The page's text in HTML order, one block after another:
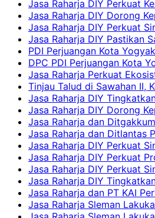
Jasa Raharja DIY Perkuat
Jasa Raharja DIY Dorong
Jasa Raharja DIY Perkuat
Jasa Raharja DIY Pastikan
PDI Perjuangan Kota
DPC PDI Perjuangan Kota
Jasa Raharja Perkuat
Tinjau Talud di Sawahan II,
Jasa Raharja DIY
Jasa Raharja DIY Dorong
Jasa Raharja dan
Jasa Raharja dan Ditlantas
Jasa Raharja DIY Perkuat
Jasa Raharja DIY Perkuat
Jasa Raharja DIY Perkuat
Jasa Raharja DIY
Jasa Raharja dan PT KAI
Jasa Raharja Sleman